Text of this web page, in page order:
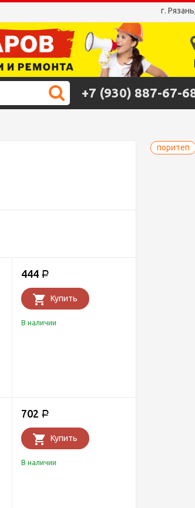
г.
+7 (930) 887-67-
поритеп
444 Р
Купить
В наличии
702 Р
Купить
В наличии